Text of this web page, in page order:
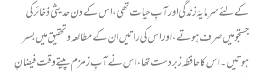
کے لئے سرمایۂ زندگی اور آبِ حیات تھی ، اس کے دن حدیثی ذخائر کی
جستجو میں صرف ہوتے ، اور اس کی راتیں ان کے مطالعہ وتحقیق میں بسر
ہوتیں۔ اس کا حافظہ زبردست تھا ، اس نے آبِ زمزم پیتے وقت فیضانِ